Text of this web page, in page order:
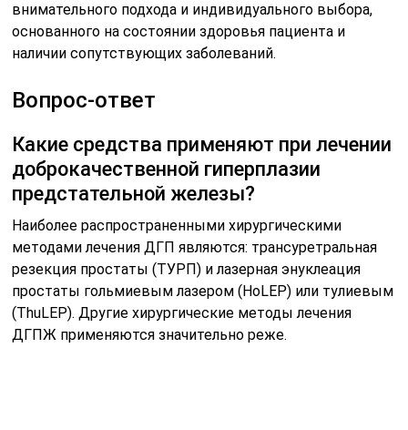
внимательного подхода и индивидуального выбора,
основанного на состоянии здоровья пациента и
наличии сопутствующих заболеваний.
Вопрос-ответ
Какие средства применяют при лечении
доброкачественной гиперплазии
предстательной железы?
Наиболее распространенными хирургическими
методами лечения ДГП являются: трансуретральная
резекция простаты (ТУРП) и лазерная энуклеация
простаты гольмиевым лазером (HoLEP) или тулиевым
(ThuLEP). Другие хирургические методы лечения
ДГПЖ применяются значительно реже.